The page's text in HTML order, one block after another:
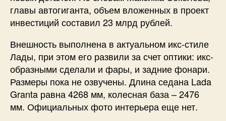
главы автогиганта, объем вложенных в проект
инвестиций составил 23 млрд рублей.
Внешность выполнена в актуальном икс-стиле
Лады, при этом его развили за счет оптики: икс-
образными сделали и фары, и задние фонари.
Размеры пока не озвучены. Длина седана Lada
Granta равна 4268 мм, колесная база – 2476
мм. Официальных фото интерьера еще нет.